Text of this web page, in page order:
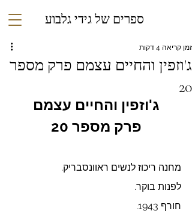
ספרים של גידי גלבוע
ג'וזפין והחיים עצמם פרק מספר
20
זמן קריאה 4 דקות
ג'וזפין והחיים עצמם
פרק מספר 20
מחנה ריכוז לנשים ראוונסבריק.
לפנות בוקר.
חורף ‎1943.